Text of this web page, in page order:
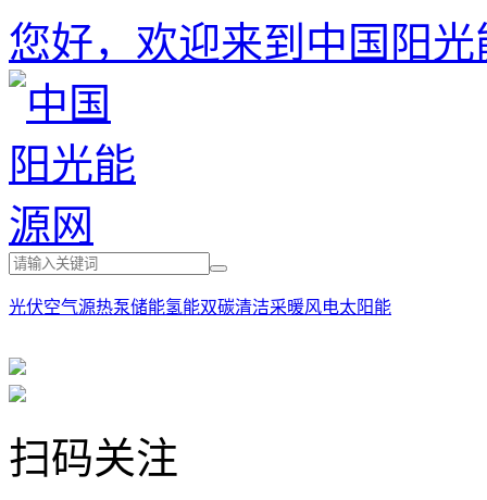
您好，欢迎来到中国阳光
光伏空气源热泵储能氢能双碳清洁采暖风电太阳能
扫码关注